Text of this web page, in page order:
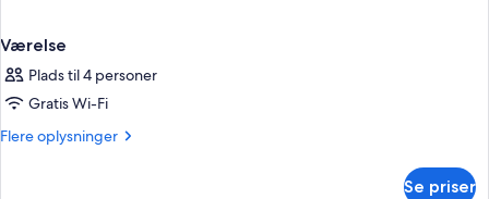
Værelse
Plads til 4 personer
Gratis Wi-Fi
Flere oplysninger
Flere
Se priser